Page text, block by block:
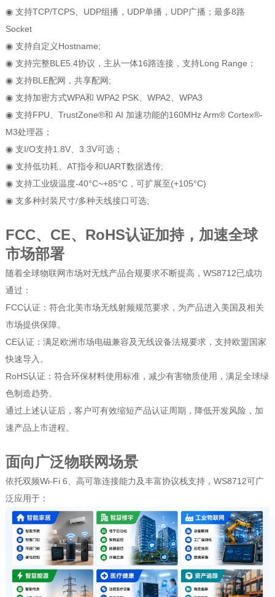
◉ 支持TCP/TCPS、UDP组播，UDP单播，UDP广播；最多8路
Socket
◉ 支持自定义Hostname;
◉ 支持完整BLE5.4协议，主从一体16路连接，支持Long Range；
◉ 支持BLE配网，共享配网;
◉ 支持加密方式WPA和 WPA2 PSK、WPA2、WPA3
◉ 支持FPU、TrustZone®和 AI 加速功能的160MHz Arm® Cortex®-
M3处理器；
◉ 支I/O支持1.8V、3.3V可选；
◉ 支持低功耗、AT指令和UART数据透传;
◉ 支持工业级温度-40°C~+85°C，可扩展至(+105°C)
◉ 支多种封装尺寸/多种天线接口可选;
FCC、CE、RoHS认证加持，加速全球
市场部署
随着全球物联网市场对无线产品合规要求不断提高，WS8712已成功
通过：
FCC认证：符合北美市场无线射频规范要求，为产品进入美国及相关
市场提供保障。
CE认证：满足欧洲市场电磁兼容及无线设备法规要求，支持欧盟国家
快速导入。
RoHS认证：符合环保材料使用标准，减少有害物质使用，满足全球绿
色制造趋势。
通过上述认证后，客户可有效缩短产品认证周期，降低开发风险，加
速产品上市进程。
面向广泛物联网场景
依托双频Wi-Fi 6、高可靠连接能力及丰富协议栈支持，WS8712可广
泛应用于：